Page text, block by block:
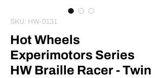
SKU: HW-0131
Hot Wheels
Experimotors Series
HW Braille Racer - Twin